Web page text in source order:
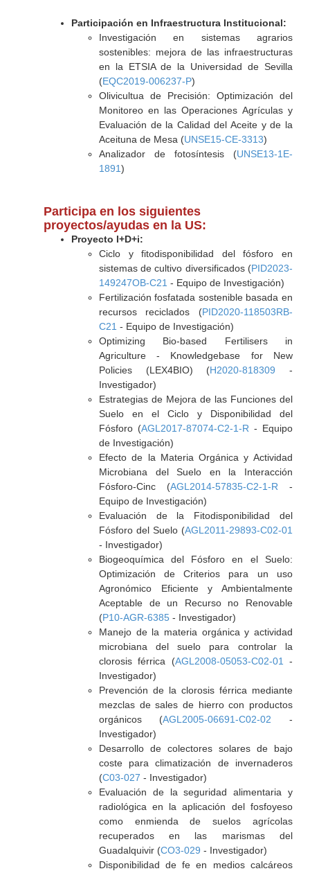
Participación en Infraestructura Institucional:
Investigación en sistemas agrarios
sostenibles: mejora de las infraestructuras
en la ETSIA de la Universidad de Sevilla
(EQC2019-006237-P)
Olivicultua de Precisión: Optimización del
Monitoreo en las Operaciones Agrículas y
Evaluación de la Calidad del Aceite y de la
Aceituna de Mesa (UNSE15-CE-3313)
Analizador de fotosíntesis (UNSE13-1E-
1891)
Participa en los siguientes
proyectos/ayudas en la US:
Proyecto I+D+i:
Ciclo y fitodisponibilidad del fósforo en
sistemas de cultivo diversificados (PID2023-
149247OB-C21 - Equipo de Investigación)
Fertilización fosfatada sostenible basada en
recursos reciclados (PID2020-118503RB-
C21 - Equipo de Investigación)
Optimizing Bio-based Fertilisers in
Agriculture - Knowledgebase for New
Policies (LEX4BIO) (H2020-818309 -
Investigador)
Estrategias de Mejora de las Funciones del
Suelo en el Ciclo y Disponibilidad del
Fósforo (AGL2017-87074-C2-1-R - Equipo
de Investigación)
Efecto de la Materia Orgánica y Actividad
Microbiana del Suelo en la Interacción
Fósforo-Cinc (AGL2014-57835-C2-1-R -
Equipo de Investigación)
Evaluación de la Fitodisponibilidad del
Fósforo del Suelo (AGL2011-29893-C02-01
- Investigador)
Biogeoquímica del Fósforo en el Suelo:
Optimización de Criterios para un uso
Agronómico Eficiente y Ambientalmente
Aceptable de un Recurso no Renovable
(P10-AGR-6385- Investigador)
Manejo de la materia orgánica y actividad
microbiana del suelo para controlar la
clorosis férrica (AGL2008-05053-C02-01
-
Investigador)
Prevención de la clorosis férrica mediante
mezclas de sales de hierro con productos
orgánicos (AGL2005-06691-C02-02 -
Investigador)
Desarrollo de colectores solares de bajo
coste para climatización de invernaderos
(C03-027 - Investigador)
Evaluación de la seguridad alimentaria y
radiológica en la aplicación del fosfoyeso
como enmienda de suelos agrícolas
recuperados en las marismas del
Guadalquivir (CO3-029 - Investigador)
Disponibilidad de fe en medios calcáreos